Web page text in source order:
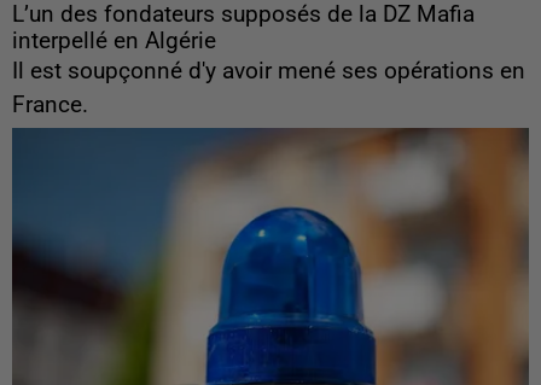
L’un des fondateurs supposés de la DZ Mafia
interpellé en Algérie
Il est soupçonné d'y avoir mené ses opérations en
France.